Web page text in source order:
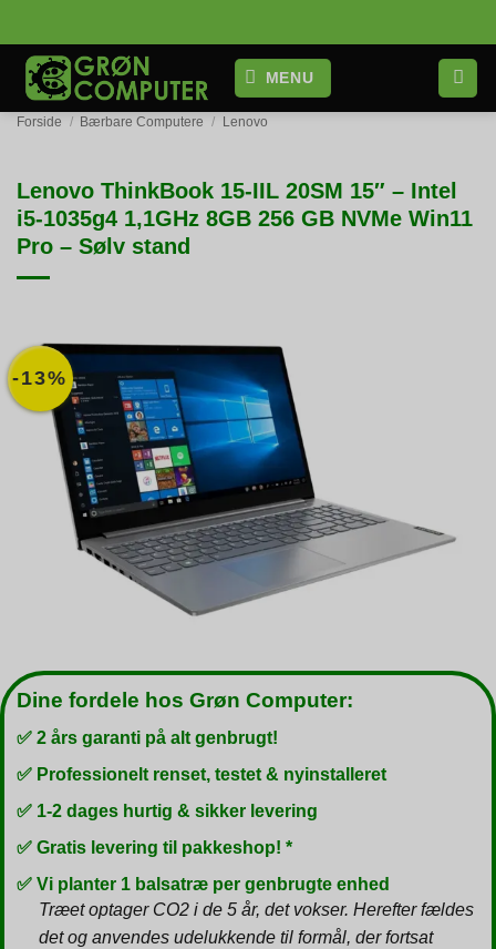
til
indhold
MENU
Forside / Bærbare Computere / Lenovo
Lenovo ThinkBook 15-IIL 20SM 15″ – Intel
i5-1035g4 1,1GHz 8GB 256 GB NVMe Win11
Pro – Sølv stand
-13%
Dine fordele hos Grøn Computer:
✅ 2 års garanti på alt genbrugt!
✅ Professionelt renset, testet & nyinstalleret
✅ 1-2 dages hurtig & sikker levering
✅ Gratis levering til pakkeshop! *
✅ Vi planter 1 balsatræ per genbrugte enhed
Træet optager CO2 i de 5 år, det vokser. Herefter fældes
det og anvendes udelukkende til formål, der fortsat